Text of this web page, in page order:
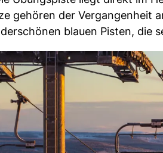
gehören der Vergangenheit
blauen Pisten, die